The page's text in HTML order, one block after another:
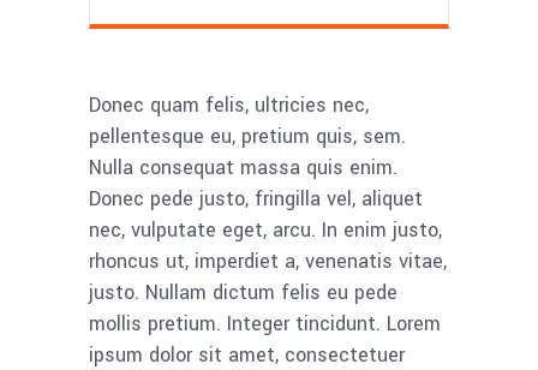
Donec quam felis, ultricies nec,
pellentesque eu, pretium quis, sem.
Nulla consequat massa quis enim.
Donec pede justo, fringilla vel, aliquet
nec, vulputate eget, arcu. In enim justo,
rhoncus ut, imperdiet a, venenatis vitae,
justo. Nullam dictum felis eu pede
mollis pretium. Integer tincidunt. Lorem
ipsum dolor sit amet, consectetuer